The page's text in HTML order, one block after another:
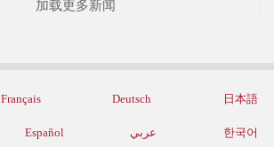
加载更多新闻
Français Deutsch 日本語
Español عربي 한국어